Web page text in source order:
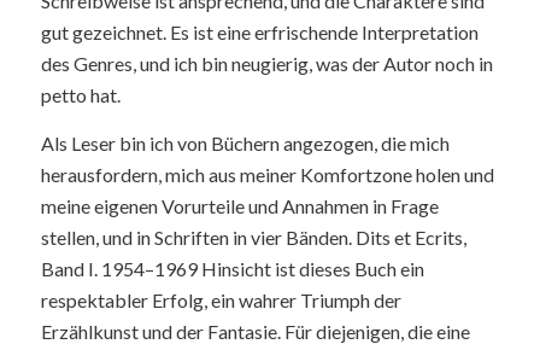
gut gezeichnet. Es ist eine erfrischende Interpretation
des Genres, und ich bin neugierig, was der Autor noch in
petto hat.
Als Leser bin ich von Büchern angezogen, die mich
herausfordern, mich aus meiner Komfortzone holen und
meine eigenen Vorurteile und Annahmen in Frage
stellen, und in Schriften in vier Bänden. Dits et Ecrits,
Band I. 1954–1969 Hinsicht ist dieses Buch ein
respektabler Erfolg, ein wahrer Triumph der
Erzählkunst und der Fantasie. Für diejenigen, die eine